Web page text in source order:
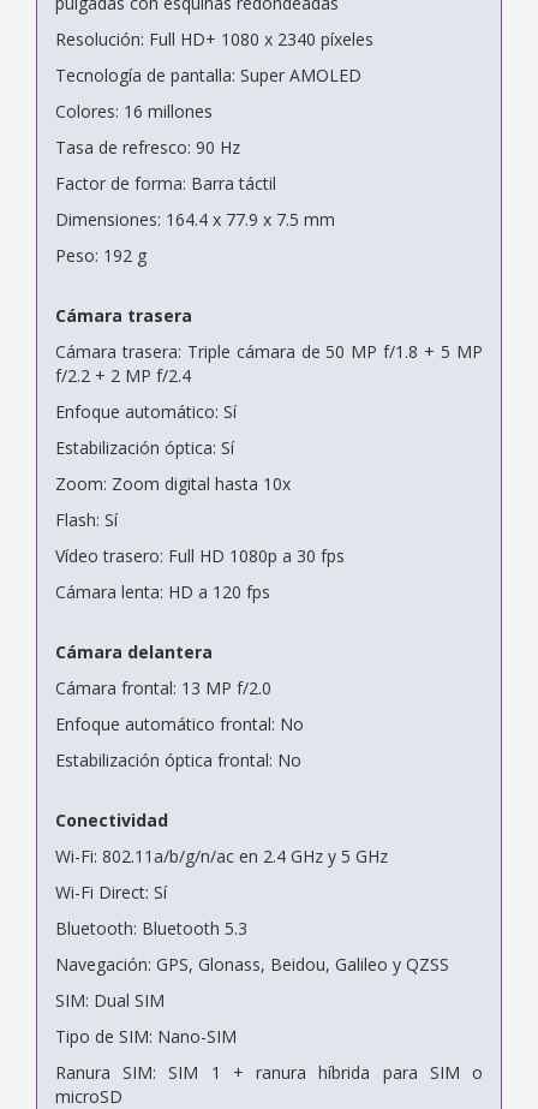
Resolución: Full HD+ 1080 x 2340 píxeles
Tecnología de pantalla: Super AMOLED
Colores: 16 millones
Tasa de refresco: 90 Hz
Factor de forma: Barra táctil
Dimensiones: 164.4 x 77.9 x 7.5 mm
Peso: 192 g
Cámara trasera
Cámara trasera: Triple cámara de 50 MP f/1.8 + 5 MP
f/2.2 + 2 MP f/2.4
Enfoque automático: Sí
Estabilización óptica: Sí
Zoom: Zoom digital hasta 10x
Flash: Sí
Vídeo trasero: Full HD 1080p a 30 fps
Cámara lenta: HD a 120 fps
Cámara delantera
Cámara frontal: 13 MP f/2.0
Enfoque automático frontal: No
Estabilización óptica frontal: No
Conectividad
Wi-Fi: 802.11a/b/g/n/ac en 2.4 GHz y 5 GHz
Wi-Fi Direct: Sí
Bluetooth: Bluetooth 5.3
Navegación: GPS, Glonass, Beidou, Galileo y QZSS
SIM: Dual SIM
Tipo de SIM: Nano-SIM
Ranura SIM: SIM 1 + ranura híbrida para SIM o
microSD